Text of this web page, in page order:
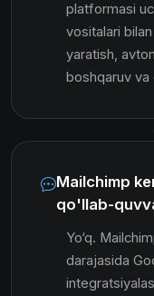
platformasi
vositalari
yaratish,
boshqaruv
Mailchimp
qo'llab-
Yo‘q.
darajasida